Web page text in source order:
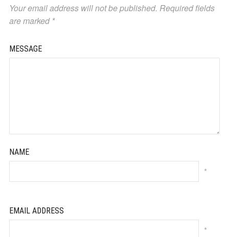
Your email address will not be published. Required fields
are marked *
MESSAGE
NAME
*
EMAIL ADDRESS
*